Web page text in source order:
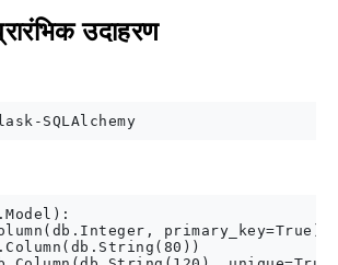
उदाहरण
primary_key=True)